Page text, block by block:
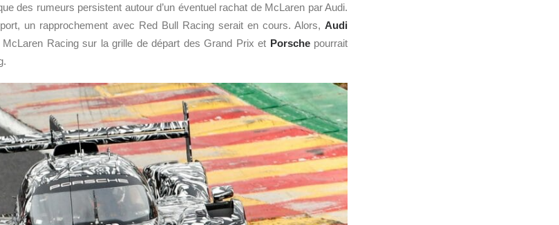
des rumeurs persistent autour d’un éventuel rachat de McLaren par Audi.
un rapprochement avec Red Bull Racing serait en cours. Alors, Audi
Racing sur la grille de départ des Grand Prix et Porschepourrait